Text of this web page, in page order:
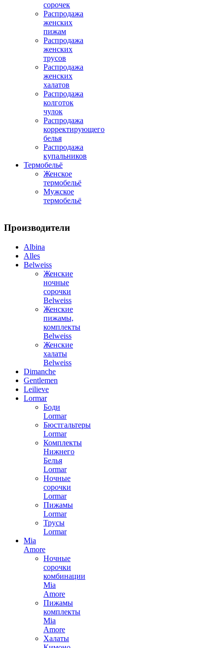
сорочек
Распродажа
женских
пижам
Распродажа
женских
трусов
Распродажа
женских
халатов
Распродажа
колготок
чулок
Распродажа
корректирующего
белья
Распродажа
купальников
Термобельё
Женское
термобельё
Мужское
термобельё
Производители
Albina
Alles
Belweiss
Женские
ночные
сорочки
Belweiss
Женские
пижамы,
комплекты
Belweiss
Женские
халаты
Belweiss
Dimanche
Gentlemen
Leilieve
Lormar
Боди
Lormar
Бюстгальтеры
Lormar
Комплекты
Нижнего
Белья
Lormar
Ночные
сорочки
Lormar
Пижамы
Lormar
Трусы
Lormar
Mia
Amore
Ночные
сорочки
комбинации
Mia
Amore
Пижамы
комплекты
Mia
Amore
Халаты